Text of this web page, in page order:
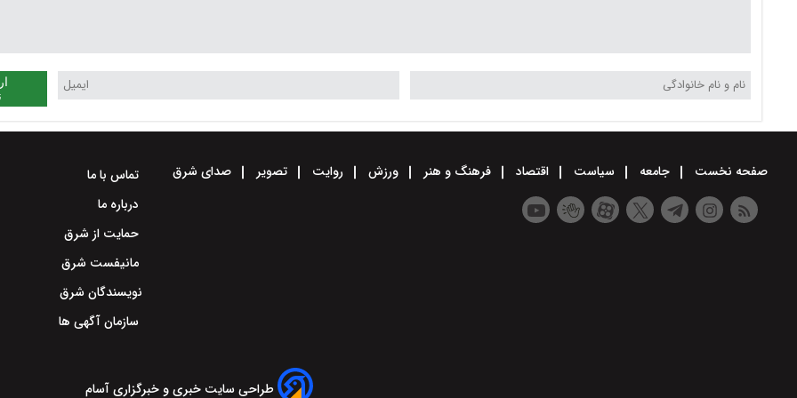
صفحه نخست جامعه سیاست اقتصاد فرهنگ و هنر ورزش روایت تصویر صدای شرق
تماس با ما
درباره ما
حمایت از شرق
مانیفست شرق
نویسندگان شرق
سازمان آگهی ها
طراحی سایت خبری و خبرگزاری آسام